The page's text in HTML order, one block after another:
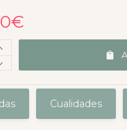
€
Cualidades